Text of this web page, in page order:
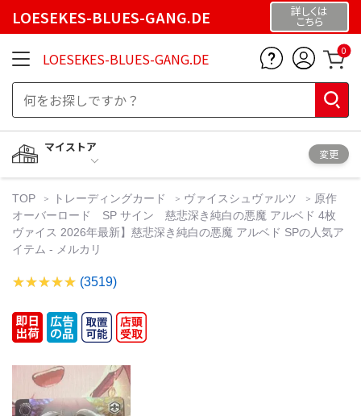
LOESEKES-BLUES-GANG.DE 詳しくは
こちら
LOESEKES-BLUES-GANG.DE 0
マイストア
変更
TOP トレーディングカード ヴァイスシュヴァルツ
原作
オーバーロード SP サイン 慈悲深き純白の悪魔 アルベド 4枚
ヴァイス 2026年最新】慈悲深き純白の悪魔 アルベド SPの人気ア
イテム - メルカリ
(3519)